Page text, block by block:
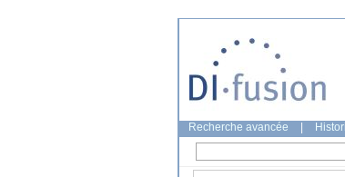
Recherche avancée